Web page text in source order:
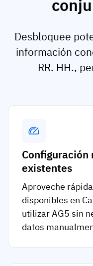
Desbloquee
información
RR. HH.,
existentes
Aproveche
disponibles en
utilizar AG5 sin
datos